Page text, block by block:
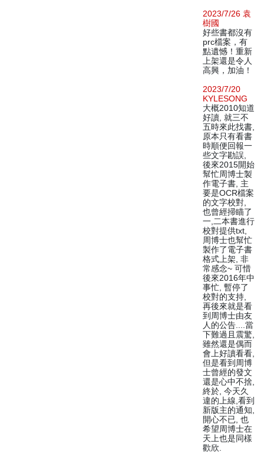
2023/7/26 袁
樹國
好些書都沒有
prc檔案，有
點遺憾！重新
上架還是令人
高興，加油！
2023/7/20
KYLESONG
大概2010知道
好讀, 就三不
五時來此找書,
原本只有看書
時順便回報一
些文字勘誤,
後來2015開始
幫忙周博士製
作電子書, 主
要是OCR檔案
的文字校對,
也曾經掃瞄了
一,二本書進行
校對提供txt,
周博士也幫忙
製作了電子書
格式上架, 非
常感念~ 可惜
後來2016年中
事忙, 暫停了
校對的支持,
再後來就是看
到周博士由友
人的公告....當
下難過且震驚,
雖然還是偶而
會上好讀看看,
但是看到周博
士曾經的發文
還是心中不捨,
終於, 今天久
違的上線,看到
新版主的通知,
開心不已, 也
希望周博士在
天上也是同樣
歡欣.